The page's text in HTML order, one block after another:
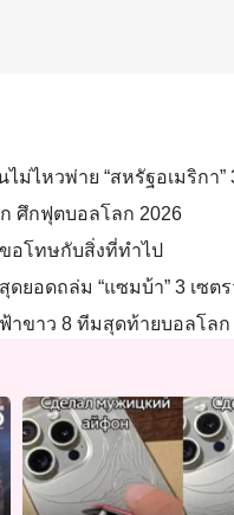
ไม่ไหวพ่าย “สหรัฐอเมริก
ก ศึกฟุตบอลโลก 2026
อโทษกับสิ่งที่ทำไป
ดยอดถล่ม “แซมบ้า” 3 เซ
ฟ้าขาว 8 ทีมสุดท้ายบอลโลก